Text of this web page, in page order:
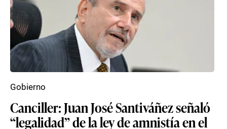
Canciller: Juan José Santiváñez señaló
“legalidad” de la ley de amnistía en el
Gobierno